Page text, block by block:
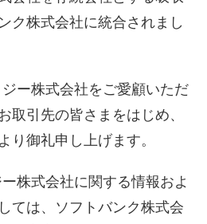
ク株式会社に統合されまし
ー株式会社をご愛顧いただ
取引先の皆さまをはじめ、
り御礼申し上げます。
株式会社に関する情報およ
ては、ソフトバンク株式会